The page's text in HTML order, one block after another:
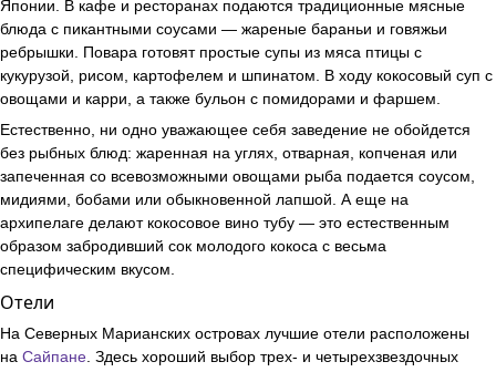
Японии. В кафе и ресторанах подаются традиционные мясные
блюда с пикантными соусами — жареные бараньи и говяжьи
ребрышки. Повара готовят простые супы из мяса птицы с
кукурузой, рисом, картофелем и шпинатом. В ходу кокосовый суп с
овощами и карри, а также бульон с помидорами и фаршем.
Естественно, ни одно уважающее себя заведение не обойдется
без рыбных блюд: жаренная на углях, отварная, копченая или
запеченная со всевозможными овощами рыба подается соусом,
мидиями, бобами или обыкновенной лапшой. А еще на
архипелаге делают кокосовое вино тубу — это естественным
образом забродивший сок молодого кокоса с весьма
специфическим вкусом.
Отели
На Северных Марианских островах лучшие отели расположены
на Сайпане . Здесь хороший выбор трех- и четырехзвездочных